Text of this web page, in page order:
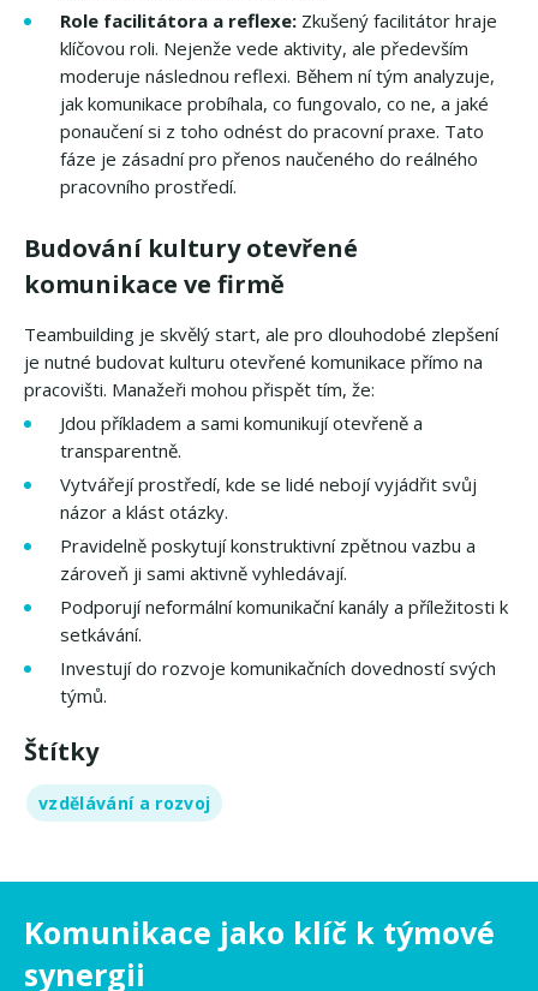
Role facilitátora a reflexe: Zkušený facilitátor hraje
klíčovou roli. Nejenže vede aktivity, ale především
moderuje následnou reflexi. Během ní tým analyzuje,
jak komunikace probíhala, co fungovalo, co ne, a jaké
ponaučení si z toho odnést do pracovní praxe. Tato
fáze je zásadní pro přenos naučeného do reálného
pracovního prostředí.
Budování kultury otevřené
komunikace ve firmě
Teambuilding je skvělý start, ale pro dlouhodobé zlepšení
je nutné budovat kulturu otevřené komunikace přímo na
pracovišti. Manažeři mohou přispět tím, že:
Jdou příkladem a sami komunikují otevřeně a
transparentně.
Vytvářejí prostředí, kde se lidé nebojí vyjádřit svůj
názor a klást otázky.
Pravidelně poskytují konstruktivní zpětnou vazbu a
zároveň ji sami aktivně vyhledávají.
Podporují neformální komunikační kanály a příležitosti k
setkávání.
Investují do rozvoje komunikačních dovedností svých
týmů.
Štítky
vzdělávání a rozvoj
Komunikace jako klíč k týmové
synergii